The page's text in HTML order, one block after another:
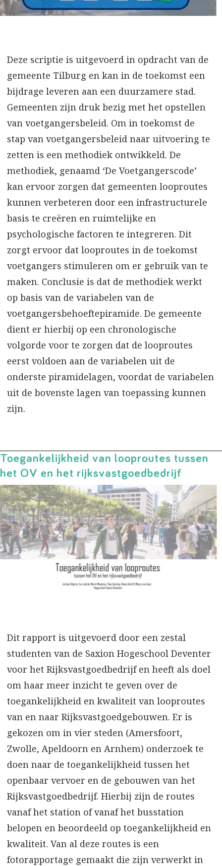
Deze scriptie is uitgevoerd in opdracht van de
gemeente Tilburg en kan in de toekomst een
bijdrage leveren aan een duurzamere stad.
Gemeenten zijn druk bezig met het opstellen
van voetgangersbeleid. Om in toekomst de
stap van voetgangersbeleid naar uitvoering te
zetten is een methodiek ontwikkeld. De
methodiek, genaamd ‘De Voetgangerscode’
kan ervoor zorgen dat gemeenten looproutes
kunnen verbeteren door een infrastructurele
basis te creëren en ruimtelijke en
psychologische factoren te integreren. Dit
zorgt ervoor dat looproutes in de toekomst
voetgangers stimuleren om er gebruik van te
maken. Conclusie is dat de methodiek werkt
op basis van de variabelen van de
voetgangersbehoeftepiramide. De gemeente
dient er hierbij op een chronologische
volgorde voor te zorgen dat de looproutes
eerst voldoen aan de variabelen uit de
onderste piramidelagen, voordat de variabelen
uit de bovenste lagen van toepassing kunnen
zijn.
Toegankelijkheid van looproutes tussen
het OV en het rijksvastgoedbedrijf
Dit rapport is uitgevoerd door een zestal
studenten van de Saxion Hogeschool Deventer
voor het Rijksvastgoedbedrijf en heeft als doel
om haar meer inzicht te geven over de
toegankelijkheid en kwaliteit van looproutes
van en naar Rijksvastgoedgebouwen. Er is
gekozen om in vier steden (Amersfoort,
Zwolle, Apeldoorn en Arnhem) onderzoek te
doen naar de toegankelijkheid tussen het
openbaar vervoer en de gebouwen van het
Rijksvastgoedbedrijf. Hierbij zijn de routes
vanaf het station of vanaf het busstation
belopen en beoordeeld op toegankelijkheid en
kwaliteit. Van al deze routes is een
fotorapportage gemaakt die zijn verwerkt in